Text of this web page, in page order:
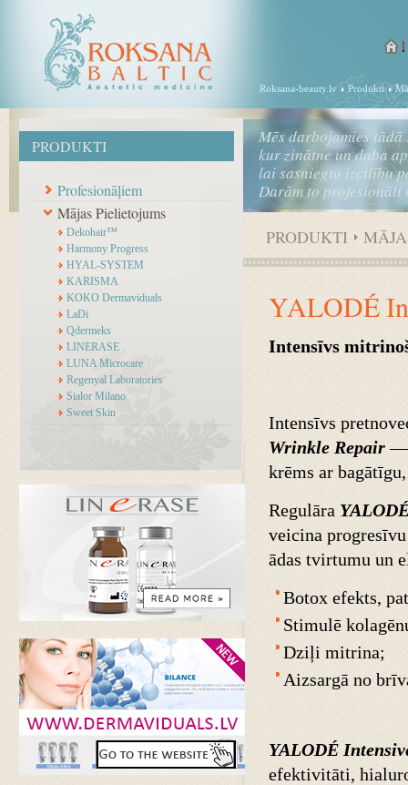
Mēs darbojamies tādā
kur zinātne un daba
lai sasniegtu izcilību
Darām to profesionāli
PRODUKTI
Profesionāļiem
Mājas Pielietojums
Dekohair™
Harmony Progress
HYAL-SYSTEM
KARISMA
KOKO Dermaviduals
LaDi
Qdermeks
LINERASE
LUNA Microcare
Regenyal Laboratories
Sialor Milano
Sweet Skin
Roksana-beauty.lv Produkti
PRODUKTI
YALODÉ
Intensīvs
Intensīvs
Wrinkle Repair—
krēms ar
Regulāra
veicina
ādas tvirtumu un
Botox efekts,
Stimulē
Dziļi mitrina;
Aizsargā no
YALODÉ
efektivitāti,